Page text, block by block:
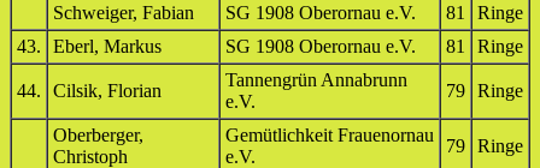
Schweiger, Fabian
SG 1908 Oberornau e.V. 81
Ringe
43.
Eberl, Markus SG 1908 Oberornau e.V. 81 Ringe
44. Cilsik, Florian
Tannengrün Annabrunn
e.V.
79 Ringe
Oberberger,
Christoph
Gemütlichkeit Frauenornau
e.V.
79 Ringe